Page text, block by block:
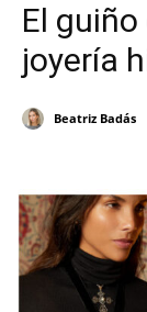
El
joyería
Beatriz Badás